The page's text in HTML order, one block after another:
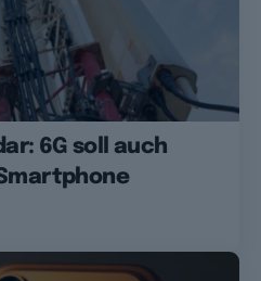
6G soll auch